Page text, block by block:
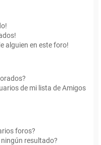
alguien en este foro!
de mi lista de Amigos
foros?
resultado?